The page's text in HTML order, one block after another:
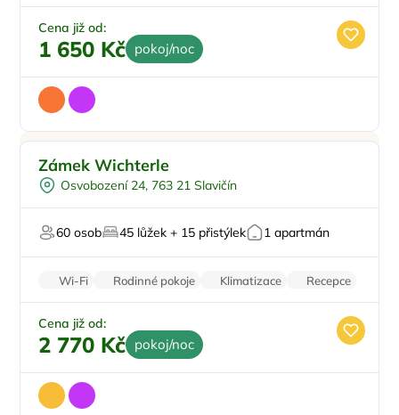
Bezbariérový vstup
Recepce
Cena již od:
1 650 Kč pokoj/noc
Vířivka
Wellness procedury
Pro svatby a oslavy
Zámek Wichterle
Osvobození 24, 763 21 Slavičín
60 osob 45 lůžek + 15 přistýlek 1 apartmán
Wi-Fi Rodinné pokoje Klimatizace
Recepce
Parkování zdarma
Cena již od:
2 770 Kč pokoj/noc